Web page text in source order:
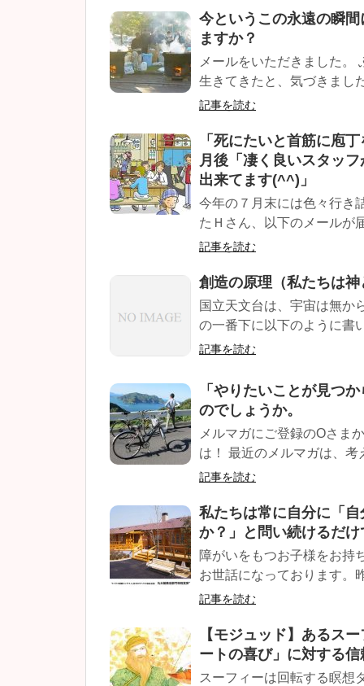
今というこの永遠の瞬
ますか？
メールをいただきました。
生きてきたと、気づきまし
記事を読む
「死にたいと首筋に庖
月後「凄く良いスタッ
出来てます(^^)」
今年の７月末には色々行き
たＨさん、以下のメールが
記事を読む
創造の原理（私たちは
国立天文台は、宇宙は無か
の一番下に以下のように書
記事を読む
「やりたいことが見つ
のでしょうか。
メルマガにご登録のOさま
は！ 最近のメルマガは、
記事を読む
私たちは常に自分に「
か？」と問い続けるだ
障がいをもつお子様をお持
お世話になっております。
記事を読む
【モジュッド】あるス
ートの喜び」に対する
スーフィーは回転する瞑想